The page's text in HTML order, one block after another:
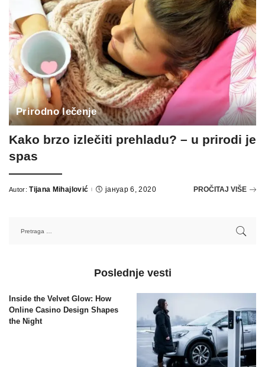
Prirodno lečenje
Kako brzo izlečiti prehladu? – u prirodi je
spas
Autor: Tijana Mihajlović јануар 6, 2020 PROČITAJ VIŠE
Poslednje vesti
Inside the Velvet Glow: How
Online Casino Design Shapes
the Night